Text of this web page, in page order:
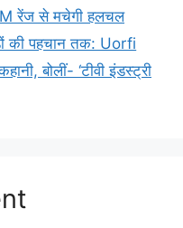
रेंज से मचेगी हलचल
की पहचान तक: Uorfi
बोलीं- ‘टीवी इंडस्ट्री